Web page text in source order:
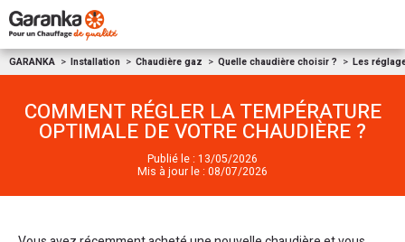
GARANKA Installation Chaudière gaz Quelle chaudière choisir ? Les
COMMENT RÉGLER LA TEMPÉRATURE
OPTIMALE DE VOTRE CHAUDIÈRE ?
Publié le : 13/05/2026
Mis à jour le : 08/07/2026